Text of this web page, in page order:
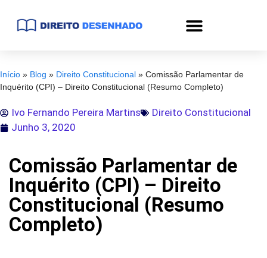
Início » Blog » Direito Constitucional » Comissão Parlamentar de
Inquérito (CPI) – Direito Constitucional (Resumo Completo)
Ivo Fernando Pereira Martins
Direito Constitucional
Junho 3, 2020
Comissão Parlamentar de
Inquérito (CPI) – Direito
Constitucional (Resumo
Completo)